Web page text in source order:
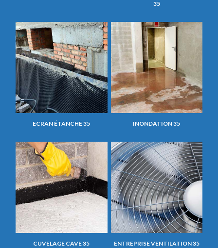
35
ECRAN ÉTANCHE 35 INONDATION 35
CUVELAGE CAVE 35 ENTREPRISE VENTILATION 35